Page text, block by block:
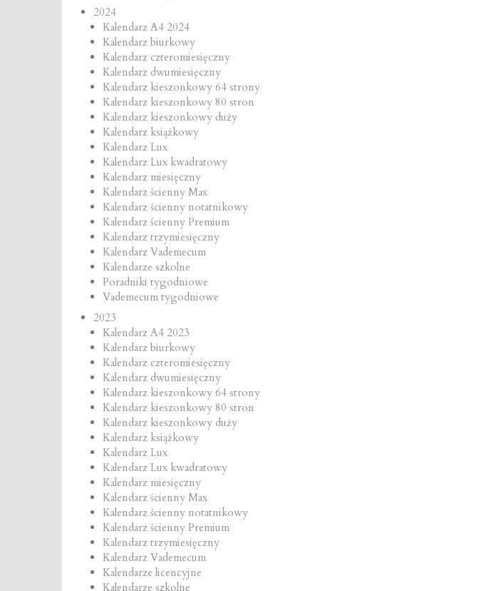
2024
Kalendarz A4 2024
Kalendarz biurkowy
Kalendarz czteromiesięczny
Kalendarz dwumiesięczny
Kalendarz kieszonkowy 64 strony
Kalendarz kieszonkowy 80 stron
Kalendarz kieszonkowy duży
Kalendarz książkowy
Kalendarz Lux
Kalendarz Lux kwadratowy
Kalendarz miesięczny
Kalendarz ścienny Max
Kalendarz ścienny notatnikowy
Kalendarz ścienny Premium
Kalendarz trzymiesięczny
Kalendarz Vademecum
Kalendarze szkolne
Poradniki tygodniowe
Vademecum tygodniowe
2023
Kalendarz A4 2023
Kalendarz biurkowy
Kalendarz czteromiesięczny
Kalendarz dwumiesięczny
Kalendarz kieszonkowy 64 strony
Kalendarz kieszonkowy 80 stron
Kalendarz kieszonkowy duży
Kalendarz książkowy
Kalendarz Lux
Kalendarz Lux kwadratowy
Kalendarz miesięczny
Kalendarz ścienny Max
Kalendarz ścienny notatnikowy
Kalendarz ścienny Premium
Kalendarz trzymiesięczny
Kalendarz Vademecum
Kalendarze licencyjne
Kalendarze szkolne